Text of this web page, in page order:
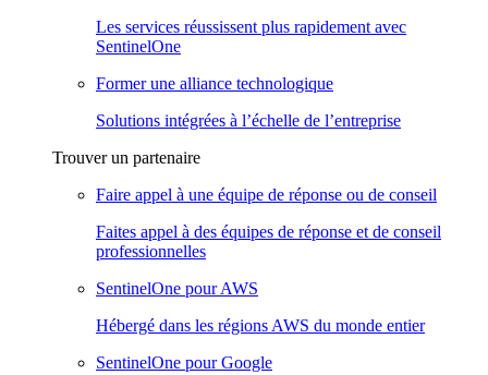
Les services réussissent plus rapidement avec
SentinelOne
Former une alliance technologique
Solutions intégrées à l’échelle de l’entreprise
Trouver un partenaire
Faire appel à une équipe de réponse ou de conseil
Faites appel à des équipes de réponse et de conseil
professionnelles
SentinelOne pour AWS
Hébergé dans les régions AWS du monde entier
SentinelOne pour Google